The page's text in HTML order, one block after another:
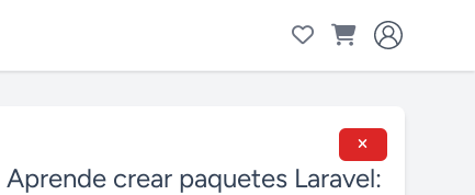
Aprende crear paquetes Laravel: